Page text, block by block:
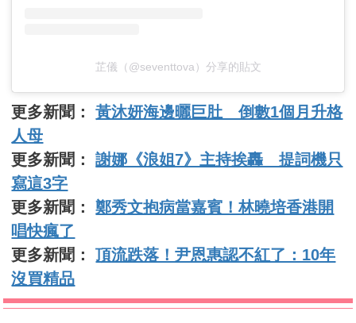
芷儀（@seventtova）分享的貼文
更多新聞：黃沐妍海邊曬巨肚 倒數1個月升格
人母
更多新聞：謝娜《浪姐7》主持挨轟 提詞機只
寫這3字
更多新聞：鄭秀文抱病當嘉賓！林曉培香港開
唱快瘋了
更多新聞：頂流跌落！尹恩惠認不紅了：10年
沒買精品